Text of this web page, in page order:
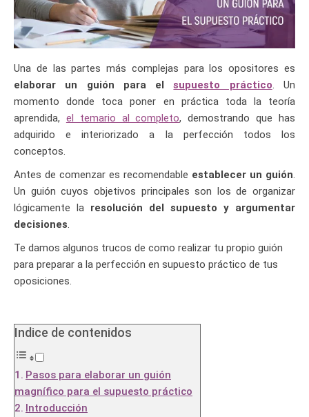
Una de las partes más complejas para los opositores es
elaborar un guión para elsupuesto práctico. Un
momento donde toca poner en práctica toda la teoría
aprendida, el temario al completo, demostrando que has
adquirido e interiorizado a la perfección todos los
conceptos.
Antes de comenzar es recomendable establecer un guión.
Un guión cuyos objetivos principales son los de organizar
lógicamente la resolución del supuesto y argumentar
decisiones.
Te damos algunos trucos de como realizar tu propio guión
para preparar a la perfección en supuesto práctico de tus
oposiciones.
Indice de contenidos
Pasos para elaborar un guión
magnífico para el supuesto práctico
Introducción